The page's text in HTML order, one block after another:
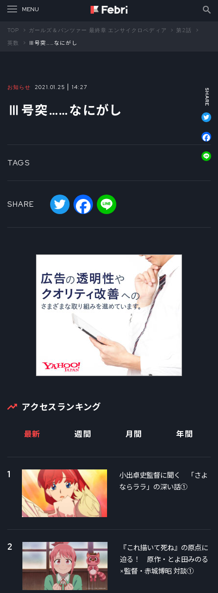
TOP ガールズ＆パンツァー 最終章 エンサイクロペディア
第2話
英数
Ⅲ号突……なにがし
お知らせ 2021.01.25 14:27
Ⅲ号突……なにがし
TAGS
SHARE
Twitter Facebook
アクセスランキング
最新 週間 月間 年間
1
小出卓史監督に聞く 「さよ
ならララ」の深い話①
2
『これ描いて死ね』の原点に
迫る！ 原作・とよ田みのる
×監督・赤城博昭 対談①